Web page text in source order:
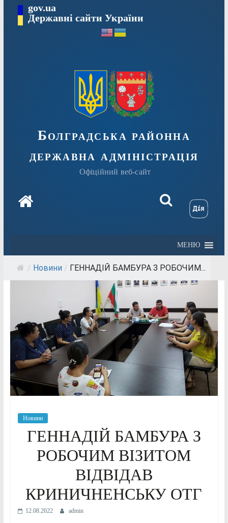
Перейтиgov.ua
Державні сайти України
Болградська районна
державна адміністрація
Офіційний веб-сайт
МЕНЮ
/ Новини / ГЕННАДІЙ БАМБУРА З РОБОЧИМ...
Новини
ГЕННАДІЙ БАМБУРА З
РОБОЧИМ ВІЗИТОМ
ВІДВІДАВ
КРИНИЧНЕНСЬКУ ОТГ
12.08.2022 admin